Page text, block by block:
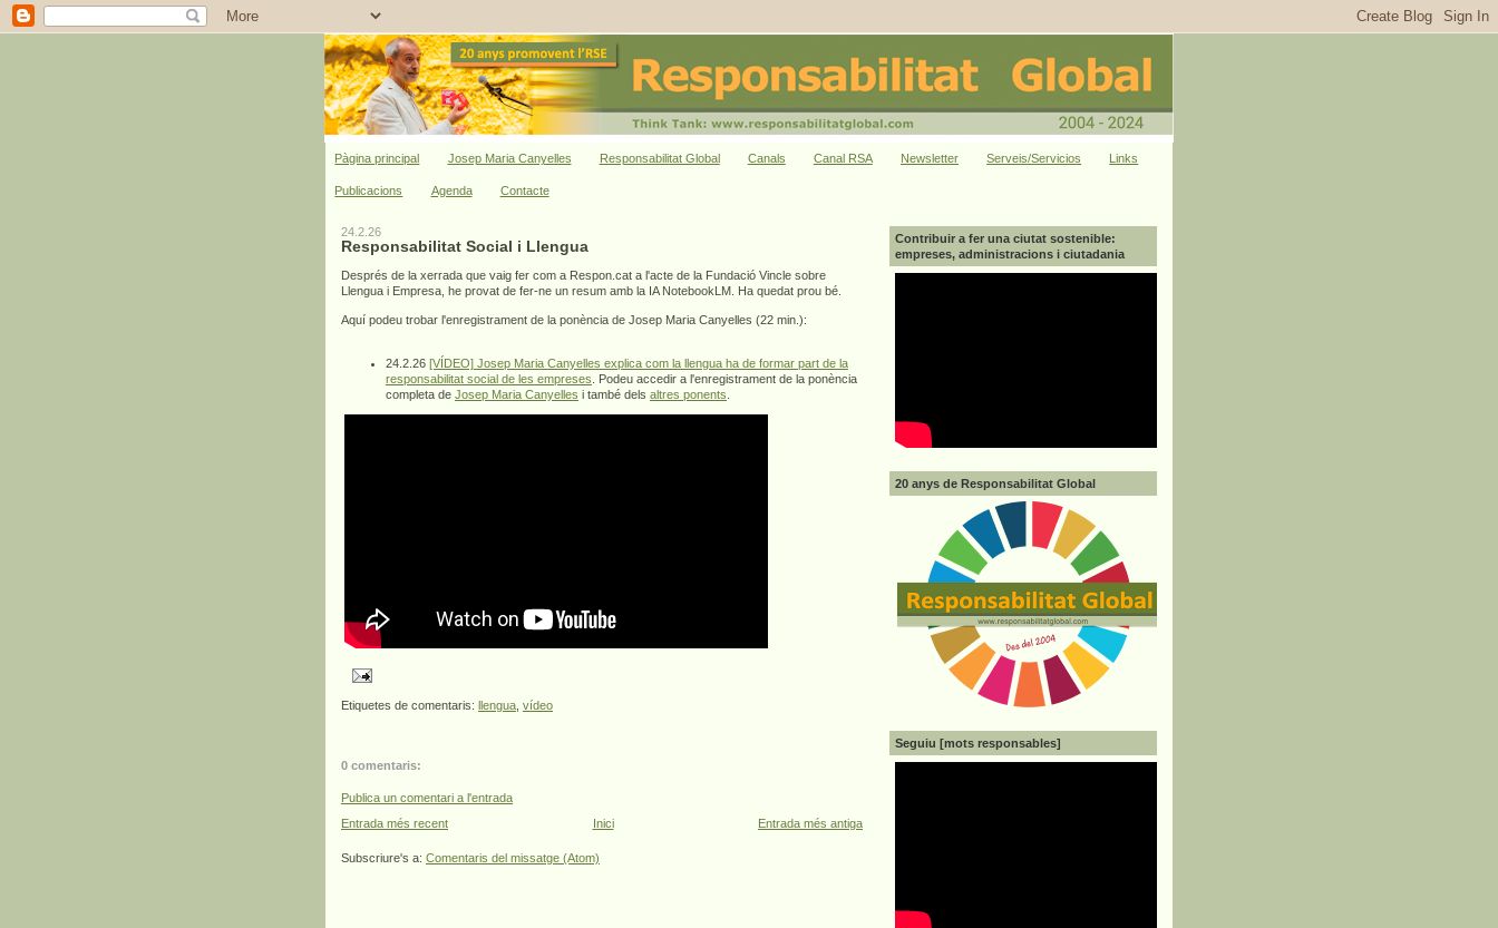
Pàgina principal Josep Maria Canyelles Responsabilitat Global Canals Canal RSA Newsletter Serveis/Servicios Links
Publicacions Agenda Contacte
24.2.26
Responsabilitat Social i Llengua
Després de la xerrada que vaig fer com a Respon.cat a l'acte de la Fundació Vincle sobre
Llengua i Empresa, he provat de fer-ne un resum amb la IA NotebookLM. Ha quedat prou bé.
Aquí podeu trobar l'enregistrament de la ponència de Josep Maria Canyelles (22 min.):
24.2.26 [VÍDEO] Josep Maria Canyelles explica com la llengua ha de formar part de la
responsabilitat social de les empreses . Podeu accedir a l'enregistrament de la ponència
completa de Josep Maria Canyelles i també dels altres ponents
Etiquetes de comentaris: llengua vídeo
0 comentaris:
Publica un comentari a l'entrada
Entrada més recent
Entrada més antiga
Inici
Subscriure's a: Comentaris del missatge (Atom)
Contribuir a fer una ciutat sostenible:
empreses, administracions i ciutadania
20 anys de Responsabilitat Global
Seguiu [mots responsables]